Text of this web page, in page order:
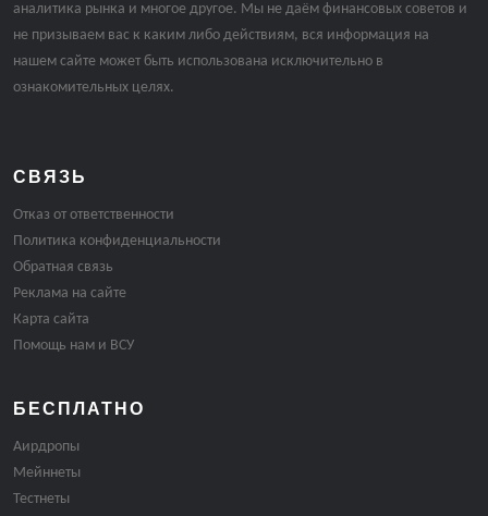
аналитика рынка и многое другое. Мы не даём финансовых советов и
не призываем вас к каким либо действиям, вся информация на
нашем сайте может быть использована исключительно в
ознакомительных целях.
СВЯЗЬ
Отказ от ответственности
Политика конфиденциальности
Обратная связь
Реклама на сайте
Карта сайта
Помощь нам и ВСУ
БЕСПЛАТНО
Аирдропы
Мейннеты
Тестнеты